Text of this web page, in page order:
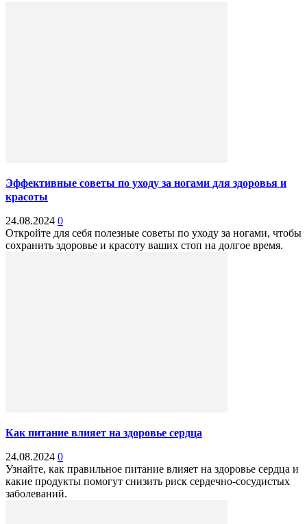
Эффективные советы по уходу за ногами для здоровья и
красоты
24.08.2024 0
Откройте для себя полезные советы по уходу за ногами, чтобы
сохранить здоровье и красоту ваших стоп на долгое время.
Как питание влияет на здоровье сердца
24.08.2024 0
Узнайте, как правильное питание влияет на здоровье сердца и
какие продукты помогут снизить риск сердечно-сосудистых
заболеваний.